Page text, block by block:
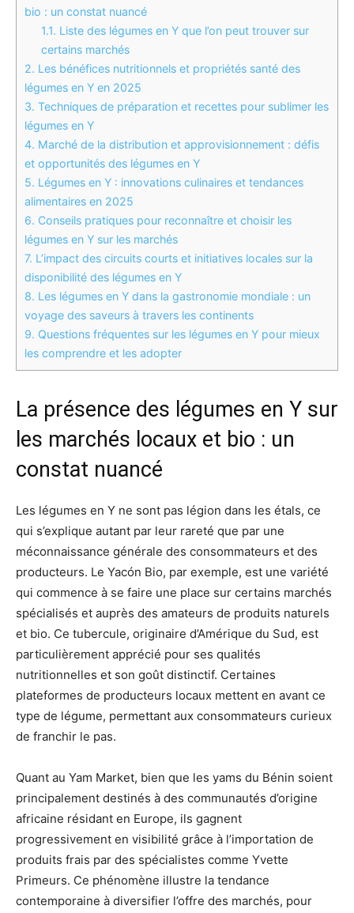
bio : un constat nuancé
1.1. Liste des légumes en Y que l’on peut trouver sur
certains marchés
2. Les bénéfices nutritionnels et propriétés santé des
légumes en Y en 2025
3. Techniques de préparation et recettes pour sublimer les
légumes en Y
4. Marché de la distribution et approvisionnement : défis
et opportunités des légumes en Y
5. Légumes en Y : innovations culinaires et tendances
alimentaires en 2025
6. Conseils pratiques pour reconnaître et choisir les
légumes en Y sur les marchés
7. L’impact des circuits courts et initiatives locales sur la
disponibilité des légumes en Y
8. Les légumes en Y dans la gastronomie mondiale : un
voyage des saveurs à travers les continents
9. Questions fréquentes sur les légumes en Y pour mieux
les comprendre et les adopter
La présence des légumes en Y sur
les marchés locaux et bio : un
constat nuancé
Les légumes en Y ne sont pas légion dans les étals, ce
qui s’explique autant par leur rareté que par une
méconnaissance générale des consommateurs et des
producteurs. Le Yacón Bio, par exemple, est une variété
qui commence à se faire une place sur certains marchés
spécialisés et auprès des amateurs de produits naturels
et bio. Ce tubercule, originaire d’Amérique du Sud, est
particulièrement apprécié pour ses qualités
nutritionnelles et son goût distinctif. Certaines
plateformes de producteurs locaux mettent en avant ce
type de légume, permettant aux consommateurs curieux
de franchir le pas.
Quant au Yam Market, bien que les yams du Bénin soient
principalement destinés à des communautés d’origine
africaine résidant en Europe, ils gagnent
progressivement en visibilité grâce à l’importation de
produits frais par des spécialistes comme Yvette
Primeurs. Ce phénomène illustre la tendance
contemporaine à diversifier l’offre des marchés, pour